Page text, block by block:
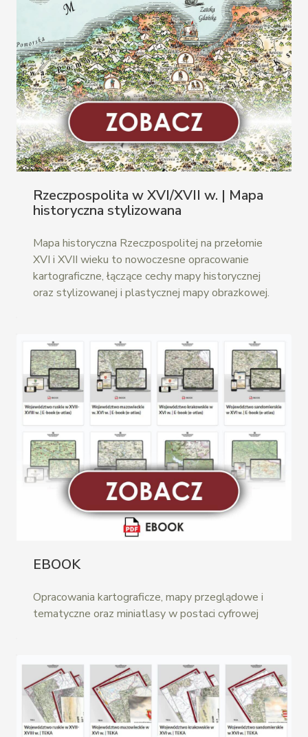
Rzeczpospolita w XVI/XVII w. | Mapa
historyczna stylizowana
Mapa historyczna Rzeczpospolitej na przełomie
XVI i XVII wieku to nowoczesne opracowanie
kartograficzne, łączące cechy mapy historycznej
oraz stylizowanej i plastycznej mapy obrazkowej.
EBOOK
Opracowania kartograficze, mapy przeglądowe i
tematyczne oraz miniatlasy w postaci cyfrowej